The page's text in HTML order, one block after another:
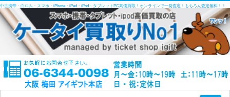
中古携帯・白ロム・スマホ・iPhone・iPad・iPod・タブレットPC高価買取！オンラインで一発査定！もちろん査定無料！！